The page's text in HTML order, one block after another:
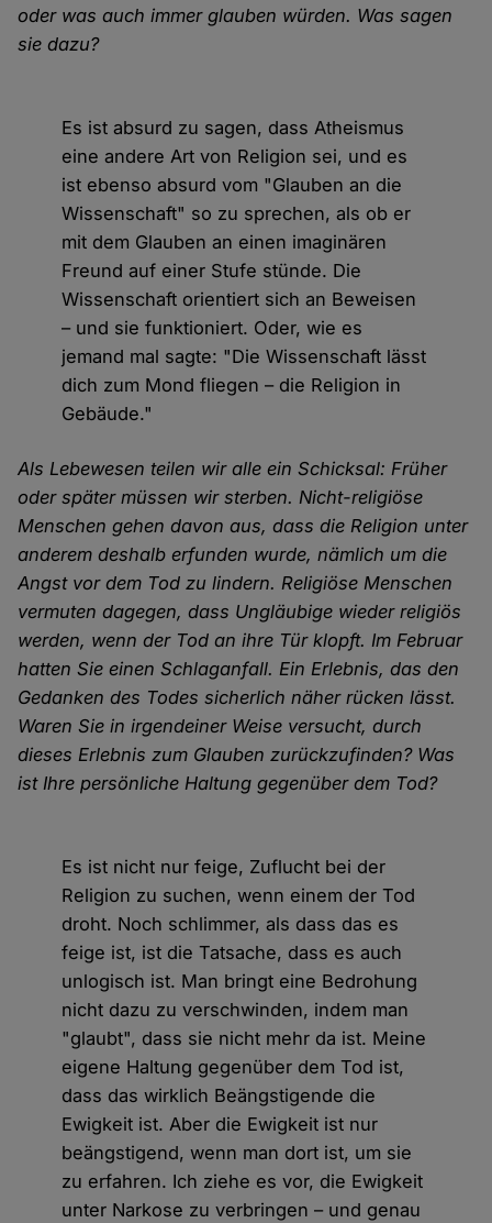
oder was auch immer glauben würden. Was sagen
sie dazu?
Es ist absurd zu sagen, dass Atheismus
eine andere Art von Religion sei, und es
ist ebenso absurd vom "Glauben an die
Wissenschaft" so zu sprechen, als ob er
mit dem Glauben an einen imaginären
Freund auf einer Stufe stünde. Die
Wissenschaft orientiert sich an Beweisen
– und sie funktioniert. Oder, wie es
jemand mal sagte: "Die Wissenschaft lässt
dich zum Mond fliegen – die Religion in
Gebäude."
Als Lebewesen teilen wir alle ein Schicksal: Früher
oder später müssen wir sterben. Nicht-religiöse
Menschen gehen davon aus, dass die Religion unter
anderem deshalb erfunden wurde, nämlich um die
Angst vor dem Tod zu lindern. Religiöse Menschen
vermuten dagegen, dass Ungläubige wieder religiös
werden, wenn der Tod an ihre Tür klopft. Im Februar
hatten Sie einen Schlaganfall. Ein Erlebnis, das den
Gedanken des Todes sicherlich näher rücken lässt.
Waren Sie in irgendeiner Weise versucht, durch
dieses Erlebnis zum Glauben zurückzufinden? Was
ist Ihre persönliche Haltung gegenüber dem Tod?
Es ist nicht nur feige, Zuflucht bei der
Religion zu suchen, wenn einem der Tod
droht. Noch schlimmer, als dass das es
feige ist, ist die Tatsache, dass es auch
unlogisch ist. Man bringt eine Bedrohung
nicht dazu zu verschwinden, indem man
"glaubt", dass sie nicht mehr da ist. Meine
eigene Haltung gegenüber dem Tod ist,
dass das wirklich Beängstigende die
Ewigkeit ist. Aber die Ewigkeit ist nur
beängstigend, wenn man dort ist, um sie
zu erfahren. Ich ziehe es vor, die Ewigkeit
unter Narkose zu verbringen – und genau